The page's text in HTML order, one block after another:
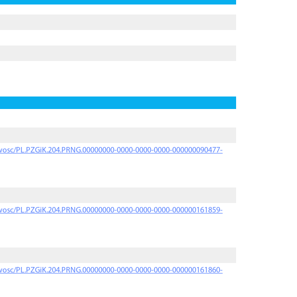
PL.PZGiK.204.PRNG.00000000-0000-0000-0000-000000090477-
PL.PZGiK.204.PRNG.00000000-0000-0000-0000-000000161859-
PL.PZGiK.204.PRNG.00000000-0000-0000-0000-000000161860-